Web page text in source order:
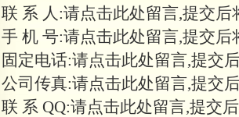
及媒体
提供体验及宣传彩
联 系 人:请点击此处留言,提交
手 机 号:请点击此处留言,提交
固定电话:请点击此处留言,提交
公司传真:请点击此处留言,提交
联 系 QQ:请点击此处留言,提交